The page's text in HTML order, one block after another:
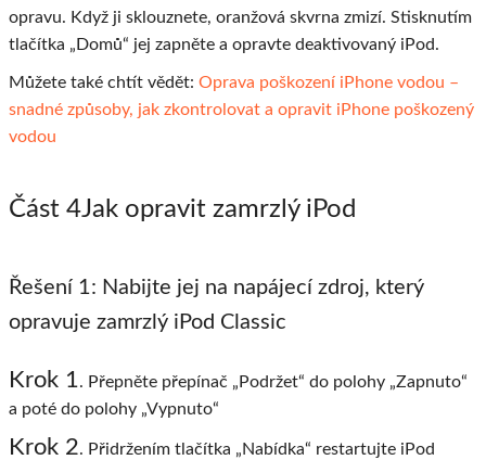
opravu. Když ji sklouznete, oranžová skvrna zmizí. Stisknutím
tlačítka „Domů“ jej zapněte a opravte deaktivovaný iPod.
Můžete také chtít vědět: Oprava poškození iPhone vodou –
snadné způsoby, jak zkontrolovat a opravit iPhone poškozený
vodou
Část 4Jak opravit zamrzlý iPod
Řešení 1: Nabijte jej na napájecí zdroj, který
opravuje zamrzlý iPod Classic
Krok 1. Přepněte přepínač „Podržet“ do polohy „Zapnuto“
a poté do polohy „Vypnuto“
Krok 2. Přidržením tlačítka „Nabídka“ restartujte iPod